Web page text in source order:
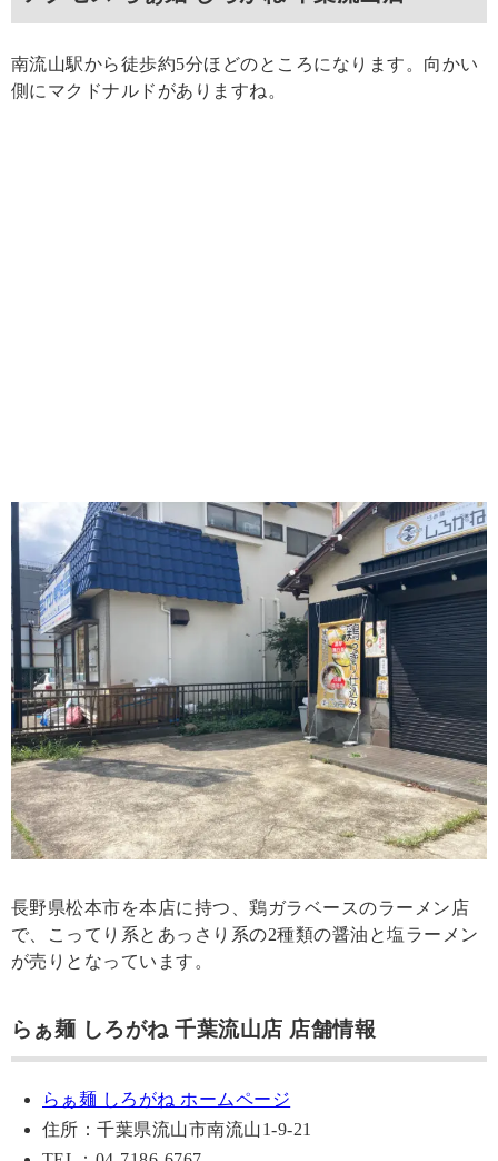
南流山駅から徒歩約5分ほどのところになります。向かい
側にマクドナルドがありますね。
長野県松本市を本店に持つ、鶏ガラベースのラーメン店
で、こってり系とあっさり系の2種類の醤油と塩ラーメン
が売りとなっています。
らぁ麺 しろがね 千葉流山店 店舗情報
らぁ麺 しろがね ホームページ
住所：千葉県流山市南流山1-9-21